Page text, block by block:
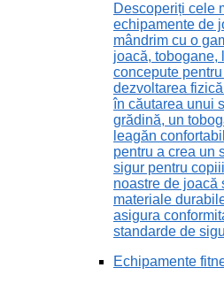
Descoperiți cele
echipamente de
mândrim cu o
joacă, tobogane,
concepute
dezvoltarea
în căutarea unui
grădină, un
leagăn
pentru a crea un
sigur pentru
noastre de joacă
materiale
asigura
standarde de
Echipamente